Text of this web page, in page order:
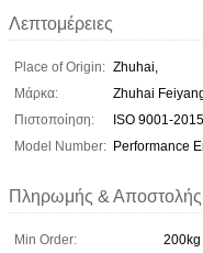
Λεπτομέρειες
Place of Origin: Zhuhai,
Μάρκα:
Zhuhai
Πιστοποίηση:
ISO 9001-
Model Number: Performance
Πληρωμής & Αποστολής
Min Order:
200kg